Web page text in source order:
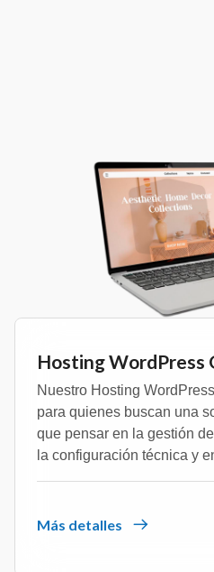
Hosting WordPress
Nuestro Hosting
para quienes buscan una
que pensar en la gestión
la configuración técnica y
Más detalles